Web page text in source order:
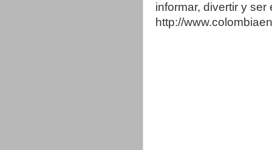
informar, divertir y
http://